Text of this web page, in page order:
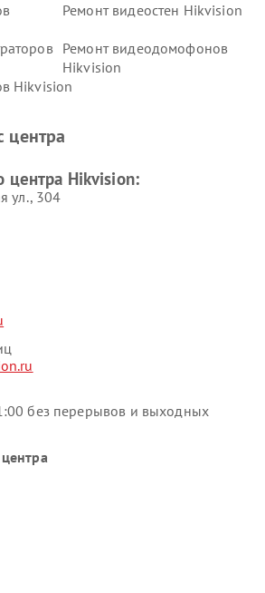
Ремонт видеостен Hikvision
Ремонт видеодомофонов
Hikvision
Hikvision
центра
центра Hikvision:
ул., 304
без перерывов и выходных